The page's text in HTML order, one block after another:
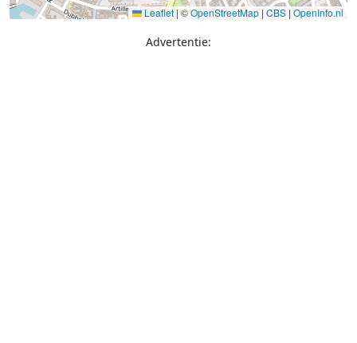
Leaflet | ©OpenStreetMap | CBS | OpenInfo.nl
Advertentie: